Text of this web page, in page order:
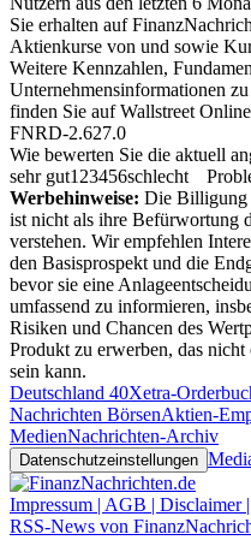
Sie erhalten auf
Aktienkurse von und sowie
Weitere Kennzahlen,
Unternehmensinformationen
finden Sie aufWallstreet Online
FNRD-2.627.0
Wie bewerten Sie die aktuell
sehr gut1 23456schlecht
Werbehinweise: Die Billigung
ist nicht als ihre Befürwortung
verstehen. Wir empfehlen
den Basisprospekt und die
bevor sie eine
umfassend zu informieren,
Risiken und Chancen des
Produkt zu erwerben, das
sein kann.
Deutschland 40Xetra-
Nachrichten BörsenAktien-
MedienNachrichten-Archiv
Datenschutzeinstellungen
Impressum | AGB | Disclaimer
RSS-News von